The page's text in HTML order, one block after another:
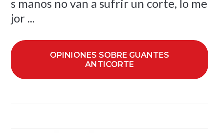
s manos no van a sufrir un corte, lo me
jor ...
OPINIONES SOBRE GUANTES
ANTICORTE